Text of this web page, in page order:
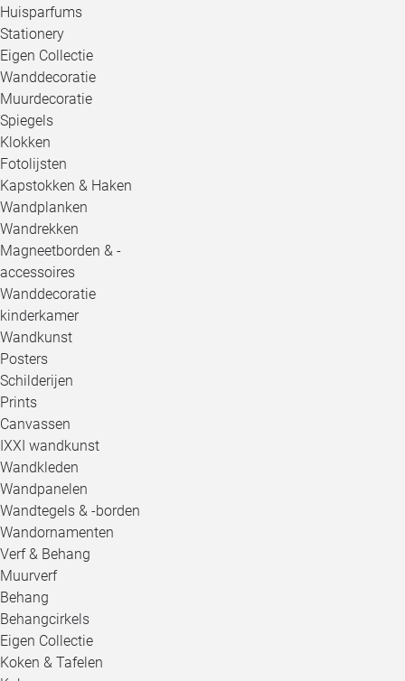
Huisparfums
Stationery
Eigen Collectie
Wanddecoratie
Muurdecoratie
Spiegels
Klokken
Fotolijsten
Kapstokken & Haken
Wandplanken
Wandrekken
Magneetborden & -
accessoires
Wanddecoratie
kinderkamer
Wandkunst
Posters
Schilderijen
Prints
Canvassen
IXXI wandkunst
Wandkleden
Wandpanelen
Wandtegels & -borden
Wandornamenten
Verf & Behang
Muurverf
Behang
Behangcirkels
Eigen Collectie
Koken & Tafelen